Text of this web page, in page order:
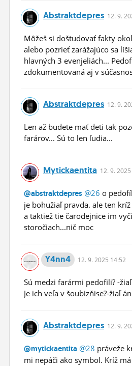
Abstraktdepres 12. 9.
Môžeš si doštudovať fakty
alebo pozrieť zarážajúco sa
hlavných 3 evenjeliách...
zdokumentovaná aj v
Abstraktdepres 12. 9.
Len až budete mať deti tak
farárov... Sú to len ľudia...
Mytickaentita 12. 9.
@abstraktdepres @26 o
je bohužiaľ pravda. ale ten
a taktiež tie čarodejnice im
storočiach...nič moc
Y4nn4 12. 9. 2025 14:52
Sú medzi farármi pedofili? -
Je ich veľa v šoubizňise?-žiaľ
Abstraktdepres 12. 9.
@mytickaentita @28 práveže
mi nepáči ako symbol. Kríž